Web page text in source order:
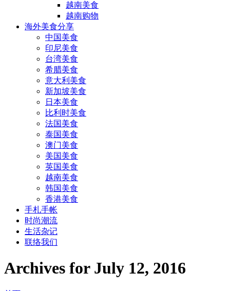
越南美食
越南购物
海外美食分享
中国美食
印尼美食
台湾美食
希腊美食
意大利美食
新加坡美食
日本美食
比利时美食
法国美食
泰国美食
澳门美食
美国美食
英国美食
越南美食
韩国美食
香港美食
手札手帐
时尚潮流
生活杂记
联络我们
Archives for July 12, 2016